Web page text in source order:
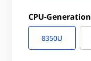
CPU-Generation
8350U